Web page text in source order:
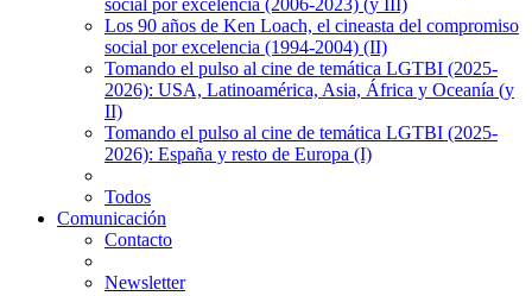
social por excelencia (2006-2023) (y III)
Los 90 años de Ken Loach, el cineasta del compromiso
social por excelencia (1994-2004) (II)
Tomando el pulso al cine de temática LGTBI (2025-
2026): USA, Latinoamérica, Asia, África y Oceanía (y
II)
Tomando el pulso al cine de temática LGTBI (2025-
2026): España y resto de Europa (I)
Todos
Comunicación
Contacto
Newsletter